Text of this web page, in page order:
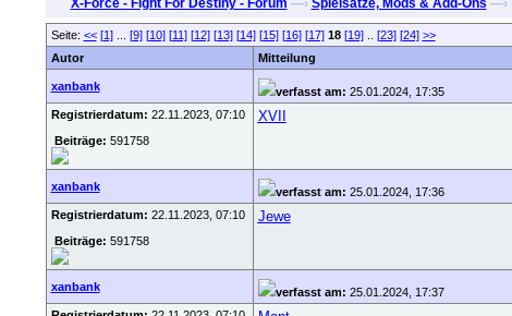
X-Force - Fight For Destiny - Forum —› Spielsätze, Mods & Add-Ons —›
Seite: << [1]... [9] [10] [11] [12] [13] [14] [15] [16] [17] 18 [19].. [23] [24] >>
Autor
Mitteilung
xanbank verfasst am: 25.01.2024, 17:35
Registrierdatum: 22.11.2023, 07:10
Beiträge: 591758
XVII
xanbank verfasst am: 25.01.2024, 17:36
Registrierdatum: 22.11.2023, 07:10
Beiträge: 591758
Jewe
xanbank verfasst am: 25.01.2024, 17:37